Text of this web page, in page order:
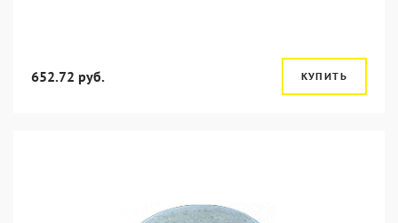
652.72 руб. КУПИТЬ